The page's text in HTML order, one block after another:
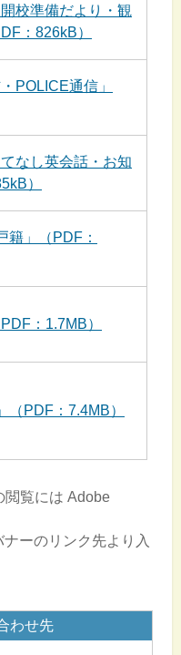
開校準備だより・観
：826kB）
POLICE通信」
てなし英会話・お知
）
籍」（PDF：
：1.7MB）
（PDF：7.4MB）
閲覧には Adobe
ーのリンク先より入
わせ先